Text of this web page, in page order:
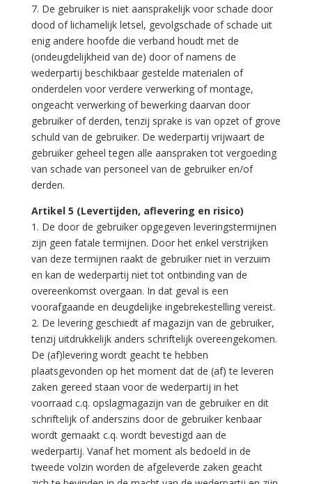
7. De gebruiker is niet aansprakelijk voor schade door
dood of lichamelijk letsel, gevolgschade of schade uit
enig andere hoofde die verband houdt met de
(ondeugdelijkheid van de) door of namens de
wederpartij beschikbaar gestelde materialen of
onderdelen voor verdere verwerking of montage,
ongeacht verwerking of bewerking daarvan door
gebruiker of derden, tenzij sprake is van opzet of grove
schuld van de gebruiker. De wederpartij vrijwaart de
gebruiker geheel tegen alle aanspraken tot vergoeding
van schade van personeel van de gebruiker en/of
derden.
Artikel 5 (Levertijden, aflevering en risico)
1. De door de gebruiker opgegeven leveringstermijnen
zijn geen fatale termijnen. Door het enkel verstrijken
van deze termijnen raakt de gebruiker niet in verzuim
en kan de wederpartij niet tot ontbinding van de
overeenkomst overgaan. In dat geval is een
voorafgaande en deugdelijke ingebrekestelling vereist.
2. De levering geschiedt af magazijn van de gebruiker,
tenzij uitdrukkelijk anders schriftelijk overeengekomen.
De (af)levering wordt geacht te hebben
plaatsgevonden op het moment dat de (af) te leveren
zaken gereed staan voor de wederpartij in het
voorraad c.q. opslagmagazijn van de gebruiker en dit
schriftelijk of anderszins door de gebruiker kenbaar
wordt gemaakt c.q. wordt bevestigd aan de
wederpartij. Vanaf het moment als bedoeld in de
tweede volzin worden de afgeleverde zaken geacht